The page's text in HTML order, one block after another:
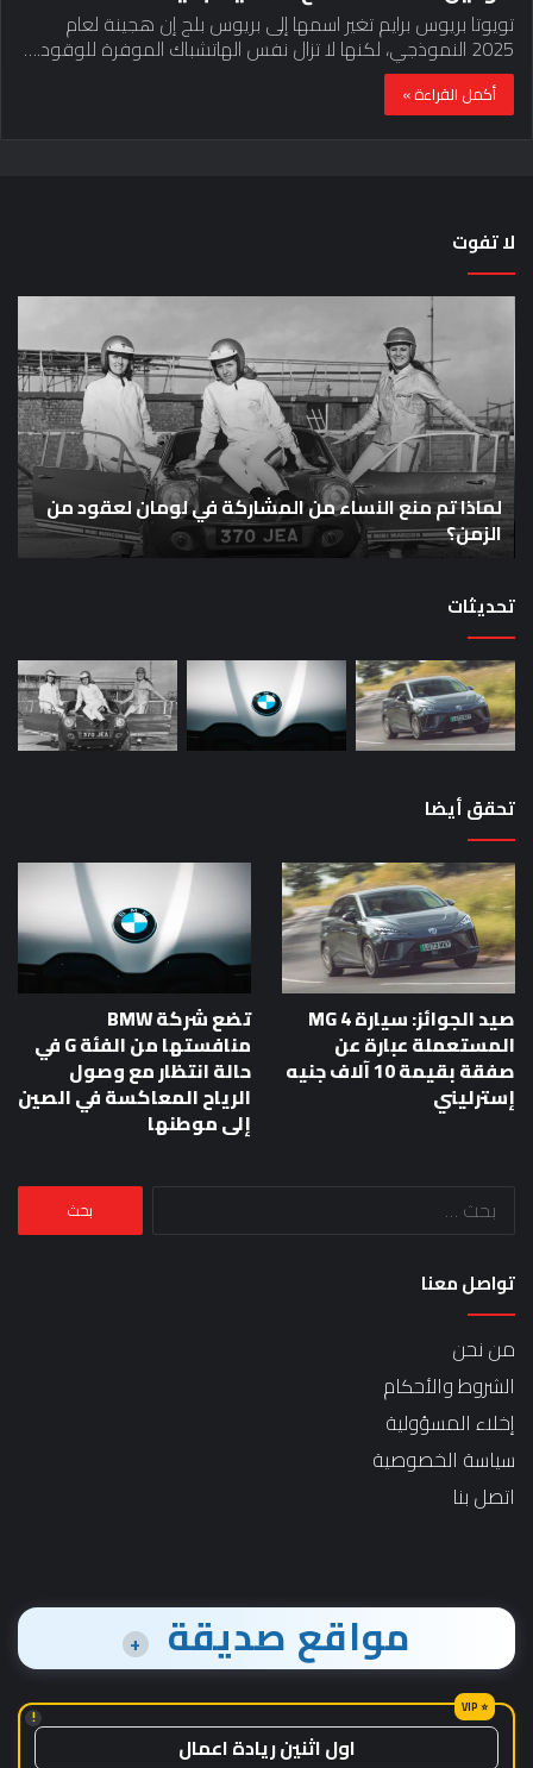
تويوتا بريوس برايم تغير اسمها إلى بريوس بلج إن هجينة لعام
2025 النموذجي، لكنها لا تزال نفس الهاتشباك الموفرة للوقود.…
أكمل القراءة »
لا تفوت
لماذا
من
المشاركة
في
لومان
لعقود
من
الزمن؟
لماذا تم منع النساء من المشاركة في لومان لعقود من
الزمن؟
تحديثات
تحقق أيضا
صيد الجوائز: سيارة MG 4
المستعملة عبارة عن
صفقة بقيمة 10 آلاف جنيه
إسترليني
تضع شركة BMW
منافستها من الفئة G في
حالة انتظار مع وصول
الرياح المعاكسة في الصين
إلى موطنها
البحث
تواصل معنا
من نحن
الشروط والأحكام
إخلاء المسؤولية
سياسة الخصوصية
اتصل بنا
مواقع صديقة +
!
اول اثنين ريادة اعمال